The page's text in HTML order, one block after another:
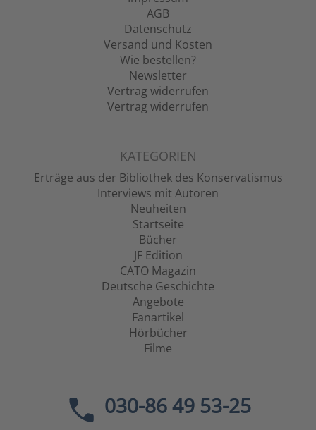
AGB
Datenschutz
Versand und Kosten
Wie bestellen?
Newsletter
Vertrag widerrufen
Vertrag widerrufen
KATEGORIEN
Erträge aus der Bibliothek des Konservatismus
Interviews mit Autoren
Neuheiten
Startseite
Bücher
JF Edition
CATO Magazin
Deutsche Geschichte
Angebote
Fanartikel
Hörbücher
Filme
030-86 49 53-25